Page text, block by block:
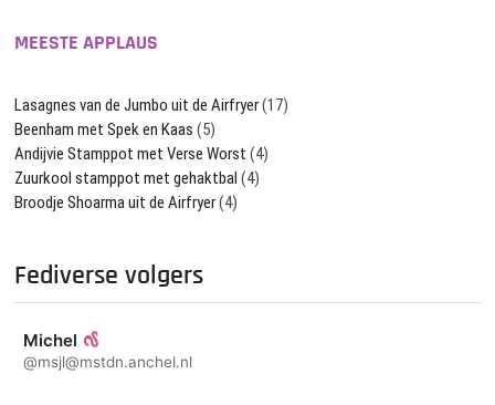
MEESTE APPLAUS
Lasagnes van de Jumbo uit de Airfryer(17)
Beenham met Spek en Kaas (5)
Andijvie Stamppot met Verse Worst (4)
Zuurkool stamppot met gehaktbal (4)
Broodje Shoarma uit de Airfryer(4)
Fediverse volgers
Michel
@msjl@mstdn.anchel.nl